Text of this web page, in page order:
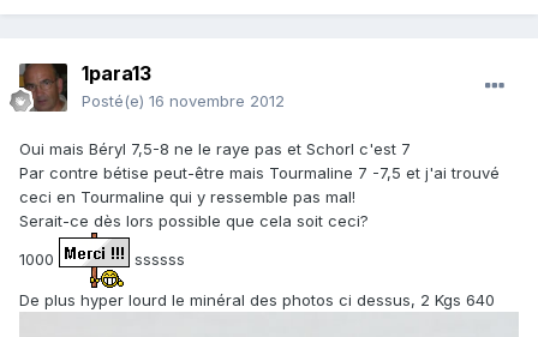
1para13
Posté(e) 16 novembre 2012
Oui mais Béryl 7,5-8 ne le raye pas et Schorl c'est 7
Par contre bétise peut-être mais Tourmaline 7 -7,5 et j'ai trouvé
ceci en Tourmaline qui y ressemble pas mal!
Serait-ce dès lors possible que cela soit ceci?
1000
ssssss
De plus hyper lourd le minéral des photos ci dessus, 2 Kgs 640